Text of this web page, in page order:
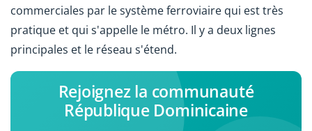
commerciales par le système ferroviaire qui est très
pratique et qui s'appelle le métro. Il y a deux lignes
principales et le réseau s'étend.
Rejoignez la communauté
République Dominicaine